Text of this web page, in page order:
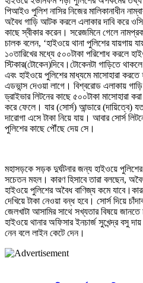
পিআইও পুলিশ নাসির নিজের মালিকানাধীন
অবৈধ গাড়ি আটক করলে এলাকার দাবি করে
কাছে স্বীকার করেন। সরেজমিনে গেলে
চালক বলেন, ‘হাইওয়ে থানা পুলিশের যায়গায়
১০তারিখের মধ্যে ৫০০টাকা পরিশোধ করলে
স্টিকার(টোকেন)দিবে।টোকেনটা গাড়িতে
এবং হাইওয়ে পুলিশের মাধ্যমে মাসোহারা
এডভান্স দেওয়া লাগে। বিশ্বরোড এলাকায়
ড্রাইভার লিটনের কাছে ৫০০টাকা মাসোহারা
করে ফেলে। যার (সোর্স) আন্ডারে
দারোগা এসে টাকা নিয়ে যায়। আবার সোর্স
পুলিশের কাছে পৌঁছে দেয় সে।
মহাসড়কে সড়ক দুর্ঘটনার জন্য হাইওয়ে পুলিশের
সচেতন মহল। কারণ হিসাবে তারা বলছেন,
হাইওয়ে পুলিশের অবৈধ বাণিজ্য কমে
দেখিয়ে টাকা নেওয়া বন্ধ হবে। সোর্স দিয়ে
জেলখাটা আসামির সাথে সখ্যতার বিষয়ে জানতে
হাইওয়ে থানার অফিসার ইনচার্জ সুখেন্দ্র বসু
নেন বলে লাইন কেটে দেন।